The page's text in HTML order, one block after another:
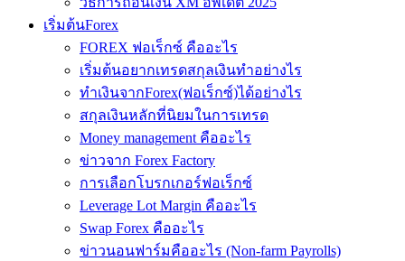
เริ่มต้นForex
FOREX ฟอเร็กซ์ คืออะไร
เริ่มต้นอยากเทรดสกุลเงินทำอย่างไร
ทำเงินจากForex(ฟอเร็กซ์)ได้อย่างไร
สกุลเงินหลักที่นิยมในการเทรด
Money management คืออะไร
ข่าวจาก Forex Factory
การเลือกโบรกเกอร์ฟอเร็กซ์
Leverage Lot Margin คืออะไร
Swap Forex คืออะไร
ข่าวนอนฟาร์มคืออะไร (Non-farm Payrolls)